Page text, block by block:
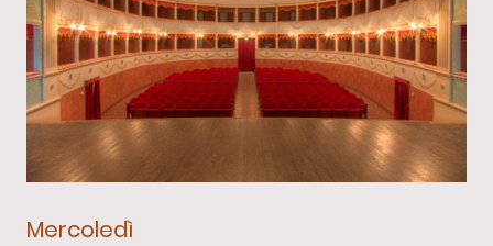
Mercoledì